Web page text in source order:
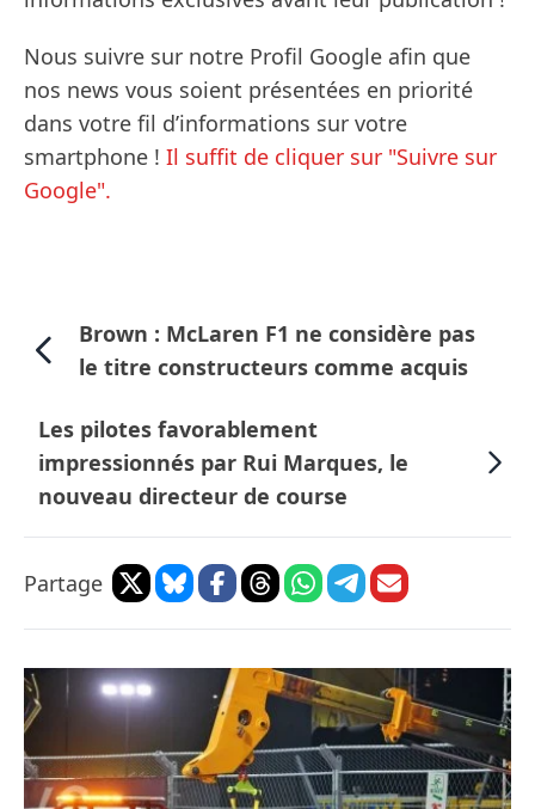
Nous suivre sur notre Profil Google afin que
nos news vous soient présentées en priorité
dans votre fil d’informations sur votre
smartphone ! Il suffit de cliquer sur "Suivre sur
Google".
Brown : McLaren F1 ne considère pas
le titre constructeurs comme acquis
Les pilotes favorablement
impressionnés par Rui Marques, le
nouveau directeur de course
Partage